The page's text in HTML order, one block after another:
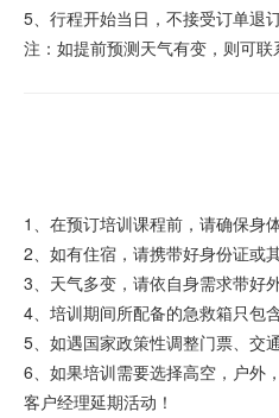
5、行程开始当日，不接受订单退订
注：如提前预测天气有变，则可联
1、在预订培训课程前，请确保身
2、如有住宿，请携带好身份证或
3、天气多变，请依自身需求带好
4、培训期间所配备的急救箱只包
5、如遇国家政策性调整门票、交
6、如果培训需要选择高空，户外
客户经理延期活动！